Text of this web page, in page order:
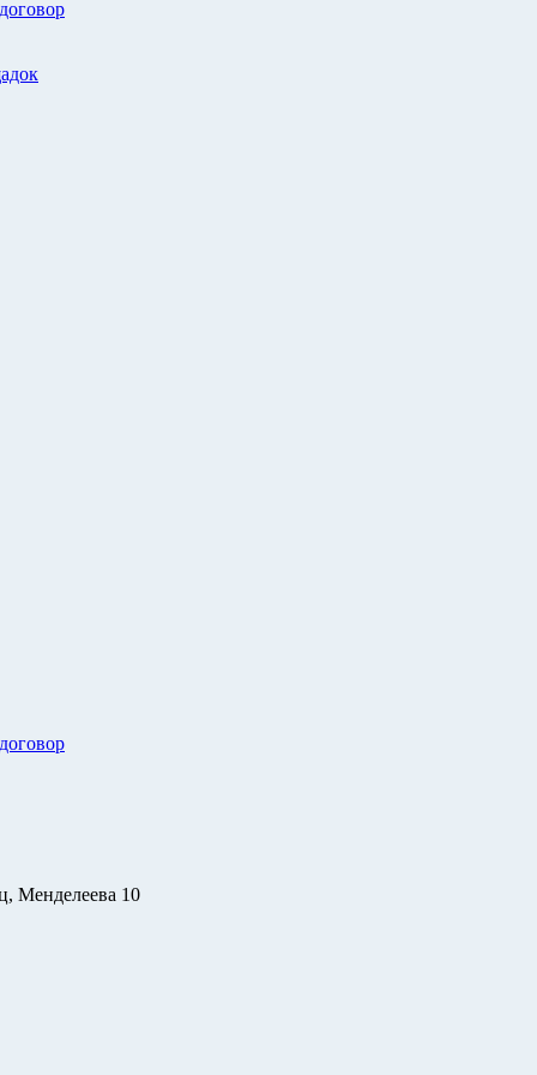
Менделеева 10